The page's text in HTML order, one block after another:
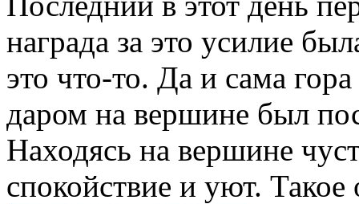
награда за это усилие
это что-то. Да и сама
даром на вершине был
Находясь на вершине
спокойствие и уют.